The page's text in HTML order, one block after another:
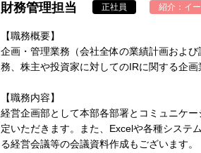
財務管理担当 正社員 紹介： イ
【職務概要】
企画・管理業務（会社全体の業績計画およ
務、株主や投資家に対してのIRに関する企画
【職務内容】
経営企画部として本部各部署とコミュニケ
定いただきます。また、Excelや各種システ
る経営会議等の会議資料作成もございます。